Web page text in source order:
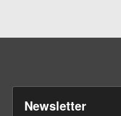
Newsletter